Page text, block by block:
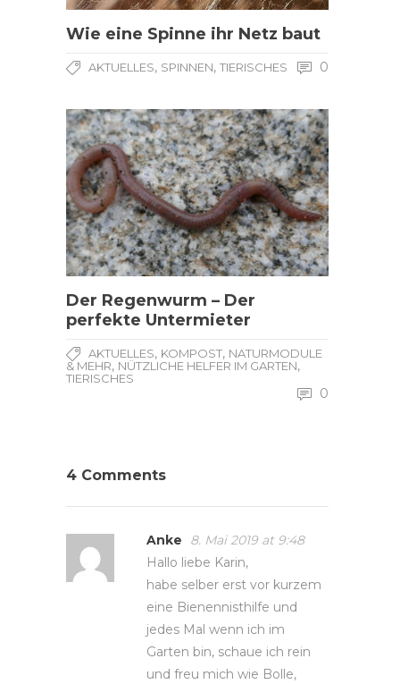
Wie eine Spinne ihr Netz baut
AKTUELLES, SPINNEN, TIERISCHES 0
Der Regenwurm – Der
perfekte Untermieter
AKTUELLES, KOMPOST, NATURMODULE
& MEHR, NÜTZLICHE HELFER IM GARTEN,
TIERISCHES
0
4 Comments
Anke
8. Mai 2019 at 9:48
Hallo liebe Karin,
habe selber erst vor kurzem
eine Bienennisthilfe und
jedes Mal wenn ich im
Garten bin, schaue ich rein
und freu mich wie Bolle,